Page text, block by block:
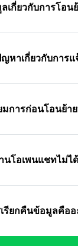
เกี่ยวกับการโอ
หาเกี่ยวกับการแ
มการก่อนโอนย้า
นโอเพนแชทไม่ไ
รียกคืนข้อมูลคืออ